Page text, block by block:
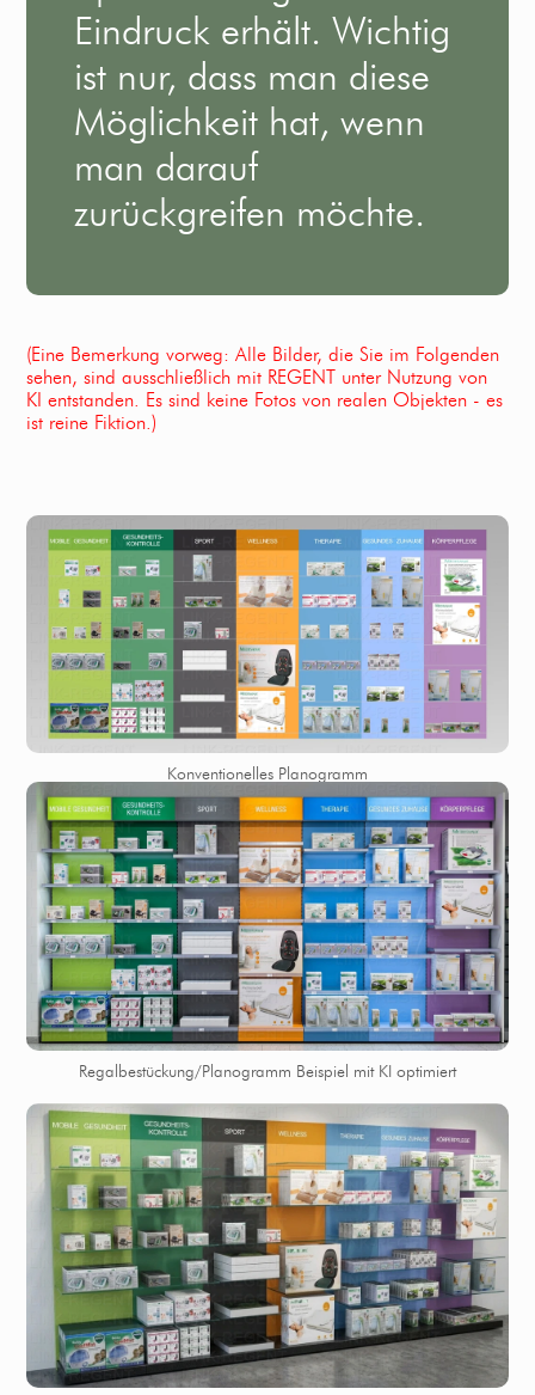
Eindruck erhält. Wichtig
ist nur, dass man diese
Möglichkeit hat, wenn
man darauf
zurückgreifen möchte.
(Eine Bemerkung vorweg: Alle Bilder, die Sie im Folgenden
sehen, sind ausschließlich mit REGENT unter Nutzung von
KI entstanden. Es sind keine Fotos von realen Objekten - es
ist reine Fiktion.)
Konventionelles Planogramm
Regalbestückung/Planogramm Beispiel mit KI optimiert